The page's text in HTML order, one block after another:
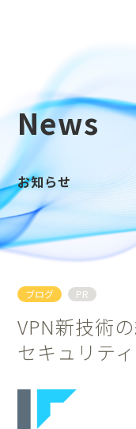
News
お知らせ
ブログ PR
VPN新技術
セキュリテ